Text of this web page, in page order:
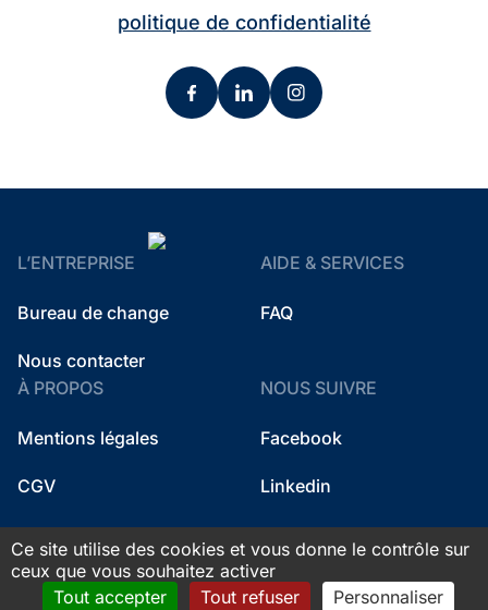
politique de confidentialité
L’ENTREPRISE
Bureau de change
Nous contacter
AIDE & SERVICES
FAQ
À PROPOS
Mentions légales
CGV
NOUS SUIVRE
Facebook
Linkedin
Instagram
Ce site utilise des cookies et vous donne le contrôle sur
ceux que vous souhaitez activer
Tout accepter
Tout refuser Personnaliser